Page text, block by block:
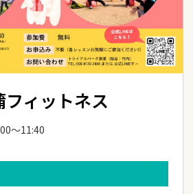
ィットネス
〜11:40